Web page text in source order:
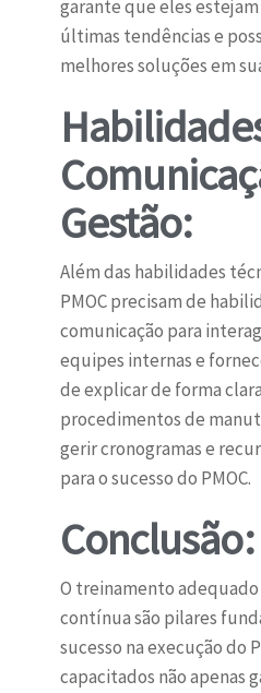
garante que eles
últimas tendências e
melhores soluções em
Gestão:
Além das habilidades
PMOC precisam de
comunicação para
equipes internas e
de explicar de forma
procedimentos de
gerir cronogramas e
para o sucesso do PMOC.
Conclusão:
O treinamento adequado
contínua são pilares
sucesso na execução do
capacitados não apenas